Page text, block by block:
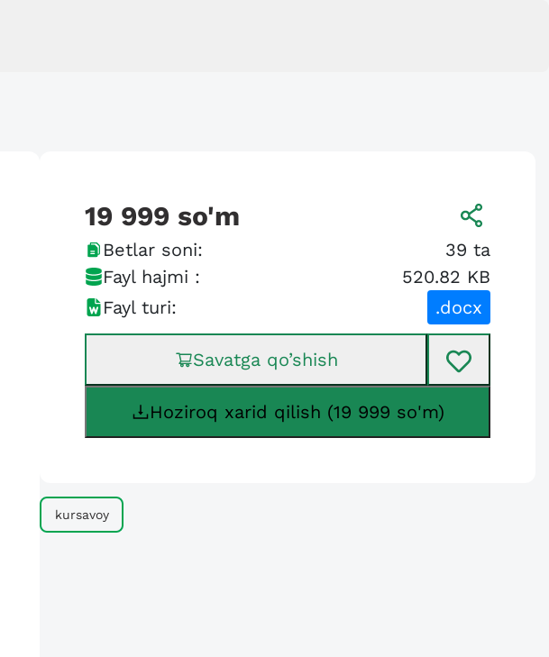
19 999 so'm
Betlar soni: 39 ta
Fayl hajmi :
520.82 KB
Fayl turi:
.docx
Savatga qo’shish
Hoziroq xarid qilish (19 999 so'm)
kursavoy